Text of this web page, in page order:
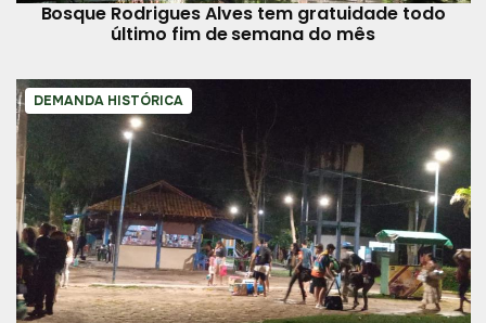
Bosque Rodrigues Alves tem gratuidade todo
último fim de semana do mês
DEMANDA HISTÓRICA